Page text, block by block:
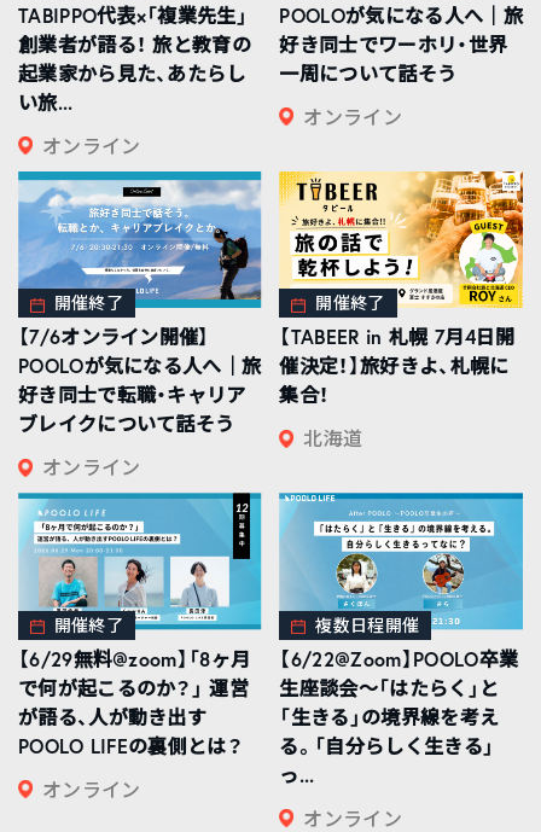
TABIPPO代表×「複業先生」
創業者が語る！ 旅と教育の
起業家から見た、あたらし
い旅...
オンライン
POOLOが気になる人へ｜旅
好き同士でワーホリ・世界
一周について話そう
オンライン
開催終了
【7/6オンライン開催】
POOLOが気になる人へ｜旅
好き同士で転職・キャリア
ブレイクについて話そう
オンライン
開催終了
【TABEER in 札幌 7月4日開
催決定！】旅好きよ、札幌に
集合！
北海道
開催終了
【6/29無料@zoom】「8ヶ月
で何が起こるのか？」 運営
が語る、人が動き出す
POOLO LIFEの裏側とは？
オンライン
複数日程開催
【6/22@Zoom】POOLO卒業
生座談会〜「はたらく」と
「生きる」の境界線を考え
る。「自分らしく生きる」
っ...
オンライン